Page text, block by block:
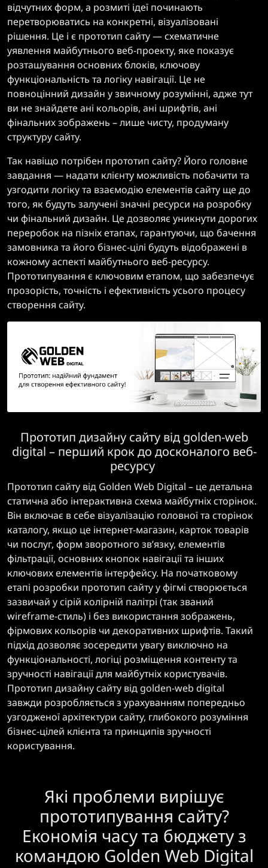
відчутних форм, а розмиті ідеї починають
перетворюватись на конкретні, візуалізовані
рішення. Це і є прототип сайту — схематичне
уявлення майбутнього веб-проекту, яке показує
розташування основних блоків, ключову
функціональність та логіку навігації. Це не
повноцінний дизайн у звичному розумінні, адже тут
ви не знайдете ані кольорів, ані шрифтів, ані
фінальних зображень – лише чисту, продуману
структуру сайту.
Так навіщо потрібен прототип сайту? Його головне
завдання — надати клієнту можливість побачити та
узгодити логіку та взаємодію елементів сайту ще до
того, як будуть залучені значні ресурси на розробку
чи фінальний дизайн. Це дозволяє уникнути дорогих
переробок на пізніх етапах, гарантуючи, що бачення
замовника та його бізнес-цілі будуть відображені в
кожному аспекті майбутнього веб-ресурсу.
Прототипування є ключовим етапом, що забезпечує
прозорість, точність і ефективність усього процесу
створення сайту.
Прототип дизайну сайту від golden-web
digital – перший крок до досконалого веб-
ресурсу
Прототип сайту від Golden Web Digital – це детальна
статична або інтерактивна схема майбутніх сторінок.
Він включає в себе візуалізацію головної та сторінок
каталогу, якщо це інтернет-магазин, карток товарів
чи послуг, форм зворотного зв’язку, елементів
фільтрації, основних кнопок навігації та інших
ключових елементів інтерфейсу. На початковому
етапі розробки прототип сайту у фігмі створюється
зазвичай у сірій колірній палітрі (так званий
wireframe-стиль) і без використання зображень,
фірмових кольорів чи декоративних шрифтів. Такий
підхід дозволяє зосередити увагу виключно на
функціональності, логіці розміщення контенту та
зручності навігації для майбутніх користувачів.
Прототип дизайну сайту від golden-web digital
завжди розробляється з урахуванням попередньо
узгодженої архітектури сайту, глибокого розуміння
бізнес-цілей клієнта та принципів зручності
користування.
Які проблеми вирішує
прототипування сайту?
Економія часу та бюджету з
командою Golden Web Digital